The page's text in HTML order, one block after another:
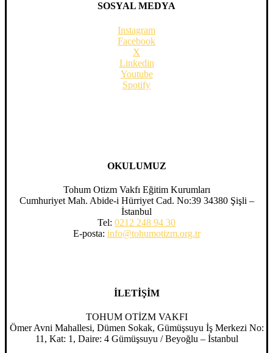
SOSYAL MEDYA
Instagram
Facebook
X
Linkedin
Youtube
Spotify
OKULUMUZ
Tohum Otizm Vakfı Eğitim Kurumları
Cumhuriyet Mah. Abide-i Hürriyet Cad. No:39 34380 Şişli –
İstanbul
Tel: 0212 248 94 30
E-posta: info@tohumotizm.org.tr
İLETİŞİM
TOHUM OTİZM VAKFI
Ömer Avni Mahallesi, Dümen Sokak, Gümüşsuyu İş Merkezi No:
11, Kat: 1, Daire: 4 Gümüşsuyu / Beyoğlu – İstanbul